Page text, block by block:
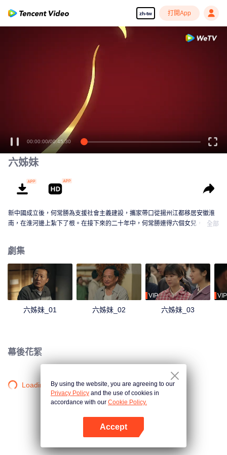
zh-tw 打開App
00:00:00/00:45:30
六姊妹
新中國成立後，何常勝為支援社會主義建設，攜家帶口從揚州江都移居安徽淮
南，在淮河邊上紮下了根。在接下來的二十年中，何常勝連得六個女兒，卻在
作、生活等命運起伏，但她們團結一心，共同面對人生的風雨，在生活的磨礪
中，六姊妹們也終於明白父親生前反覆強調的“家”的意義。
全部
劇集
六姊妹_01 六姊妹_02
VIP
六姊妹_03
VIP
幕後花絮
Loading…By using the website, you are agreeing to our
Privacy Policy and the use of cookies in
accordance with our Cookie Policy.
Accept